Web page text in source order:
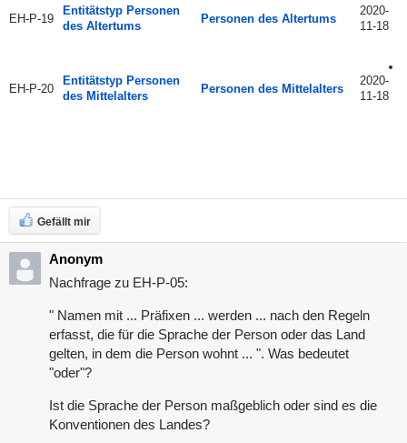
EH-P-19
Entitätstyp Personen
des Altertums
Personen des Altertums
2020-
11-18
EH-P-20
Entitätstyp Personen
des Mittelalters
Personen des Mittelalters
2020-
11-18
Gefällt mir
Anonym
Nachfrage zu EH-P-05:
" Namen mit ... Präfixen ... werden ... nach den Regeln
erfasst, die für die Sprache der Person oder das Land
gelten, in dem die Person wohnt ... ". Was bedeutet
"oder"?
Ist die Sprache der Person maßgeblich oder sind es die
Konventionen des Landes?